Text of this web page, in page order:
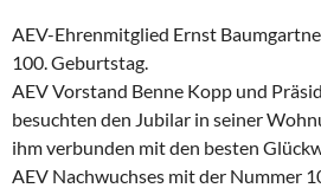
AEV-Ehrenmitglied Ernst
100. Geburtstag.
AEV Vorstand Benne Kopp und
besuchten den Jubilar in seiner
ihm verbunden mit den besten
AEV Nachwuchses mit der Nummer